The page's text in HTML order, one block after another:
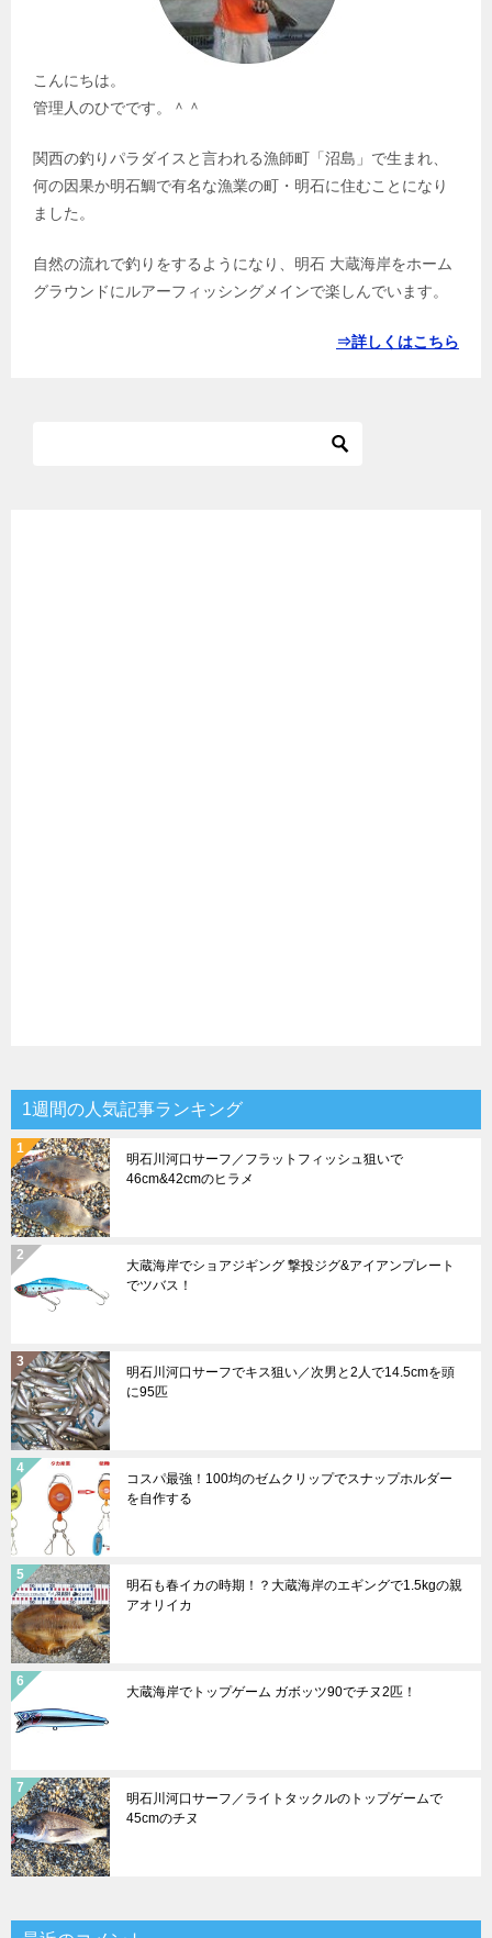
こんにちは。
管理人のひでです。＾＾
関西の釣りパラダイスと言われる漁師町「沼島」で生まれ、
何の因果か明石鯛で有名な漁業の町・明石に住むことになり
ました。
自然の流れで釣りをするようになり、明石 大蔵海岸をホーム
グラウンドにルアーフィッシングメインで楽しんでいます。
⇒詳しくはこちら
1週間の人気記事ランキング
明石川河口サーフ／フラットフィッシュ狙いで
46cm&42cmのヒラメ
大蔵海岸でショアジギング 撃投ジグ&アイアンプレート
でツバス！
明石川河口サーフでキス狙い／次男と2人で14.5cmを頭
に95匹
コスパ最強！100均のゼムクリップでスナップホルダー
を自作する
明石も春イカの時期！？大蔵海岸のエギングで1.5kgの親
アオリイカ
大蔵海岸でトップゲーム ガボッツ90でチヌ2匹！
明石川河口サーフ／ライトタックルのトップゲームで
45cmのチヌ